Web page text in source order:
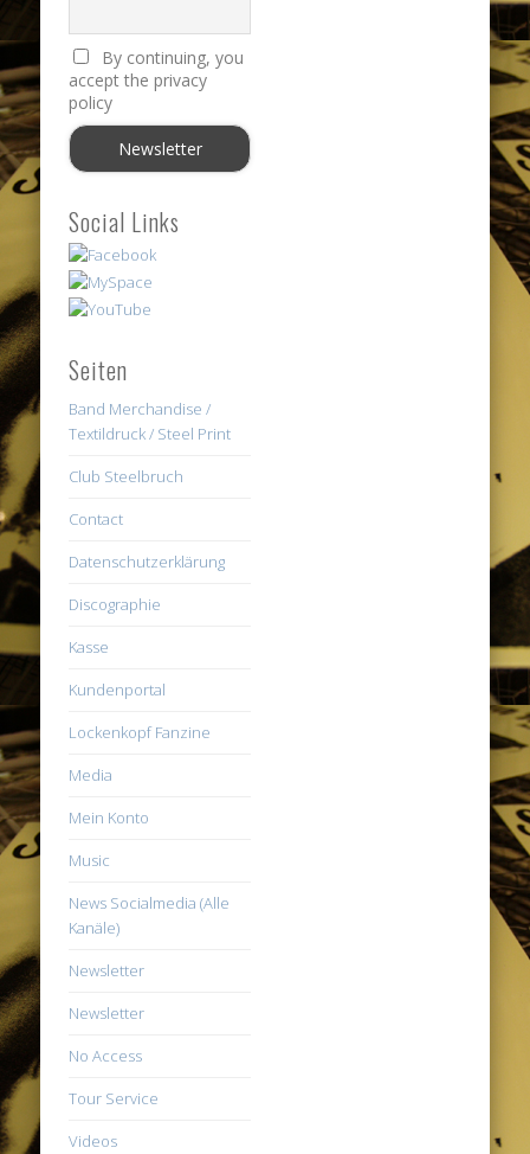
By continuing, you
accept the privacy
policy
Social Links
Seiten
Band Merchandise /
Textildruck / Steel Print
Club Steelbruch
Contact
Datenschutzerklärung
Discographie
Kasse
Kundenportal
Lockenkopf Fanzine
Media
Mein Konto
Music
News Socialmedia (Alle
Kanäle)
Newsletter
Newsletter
No Access
Tour Service
Videos